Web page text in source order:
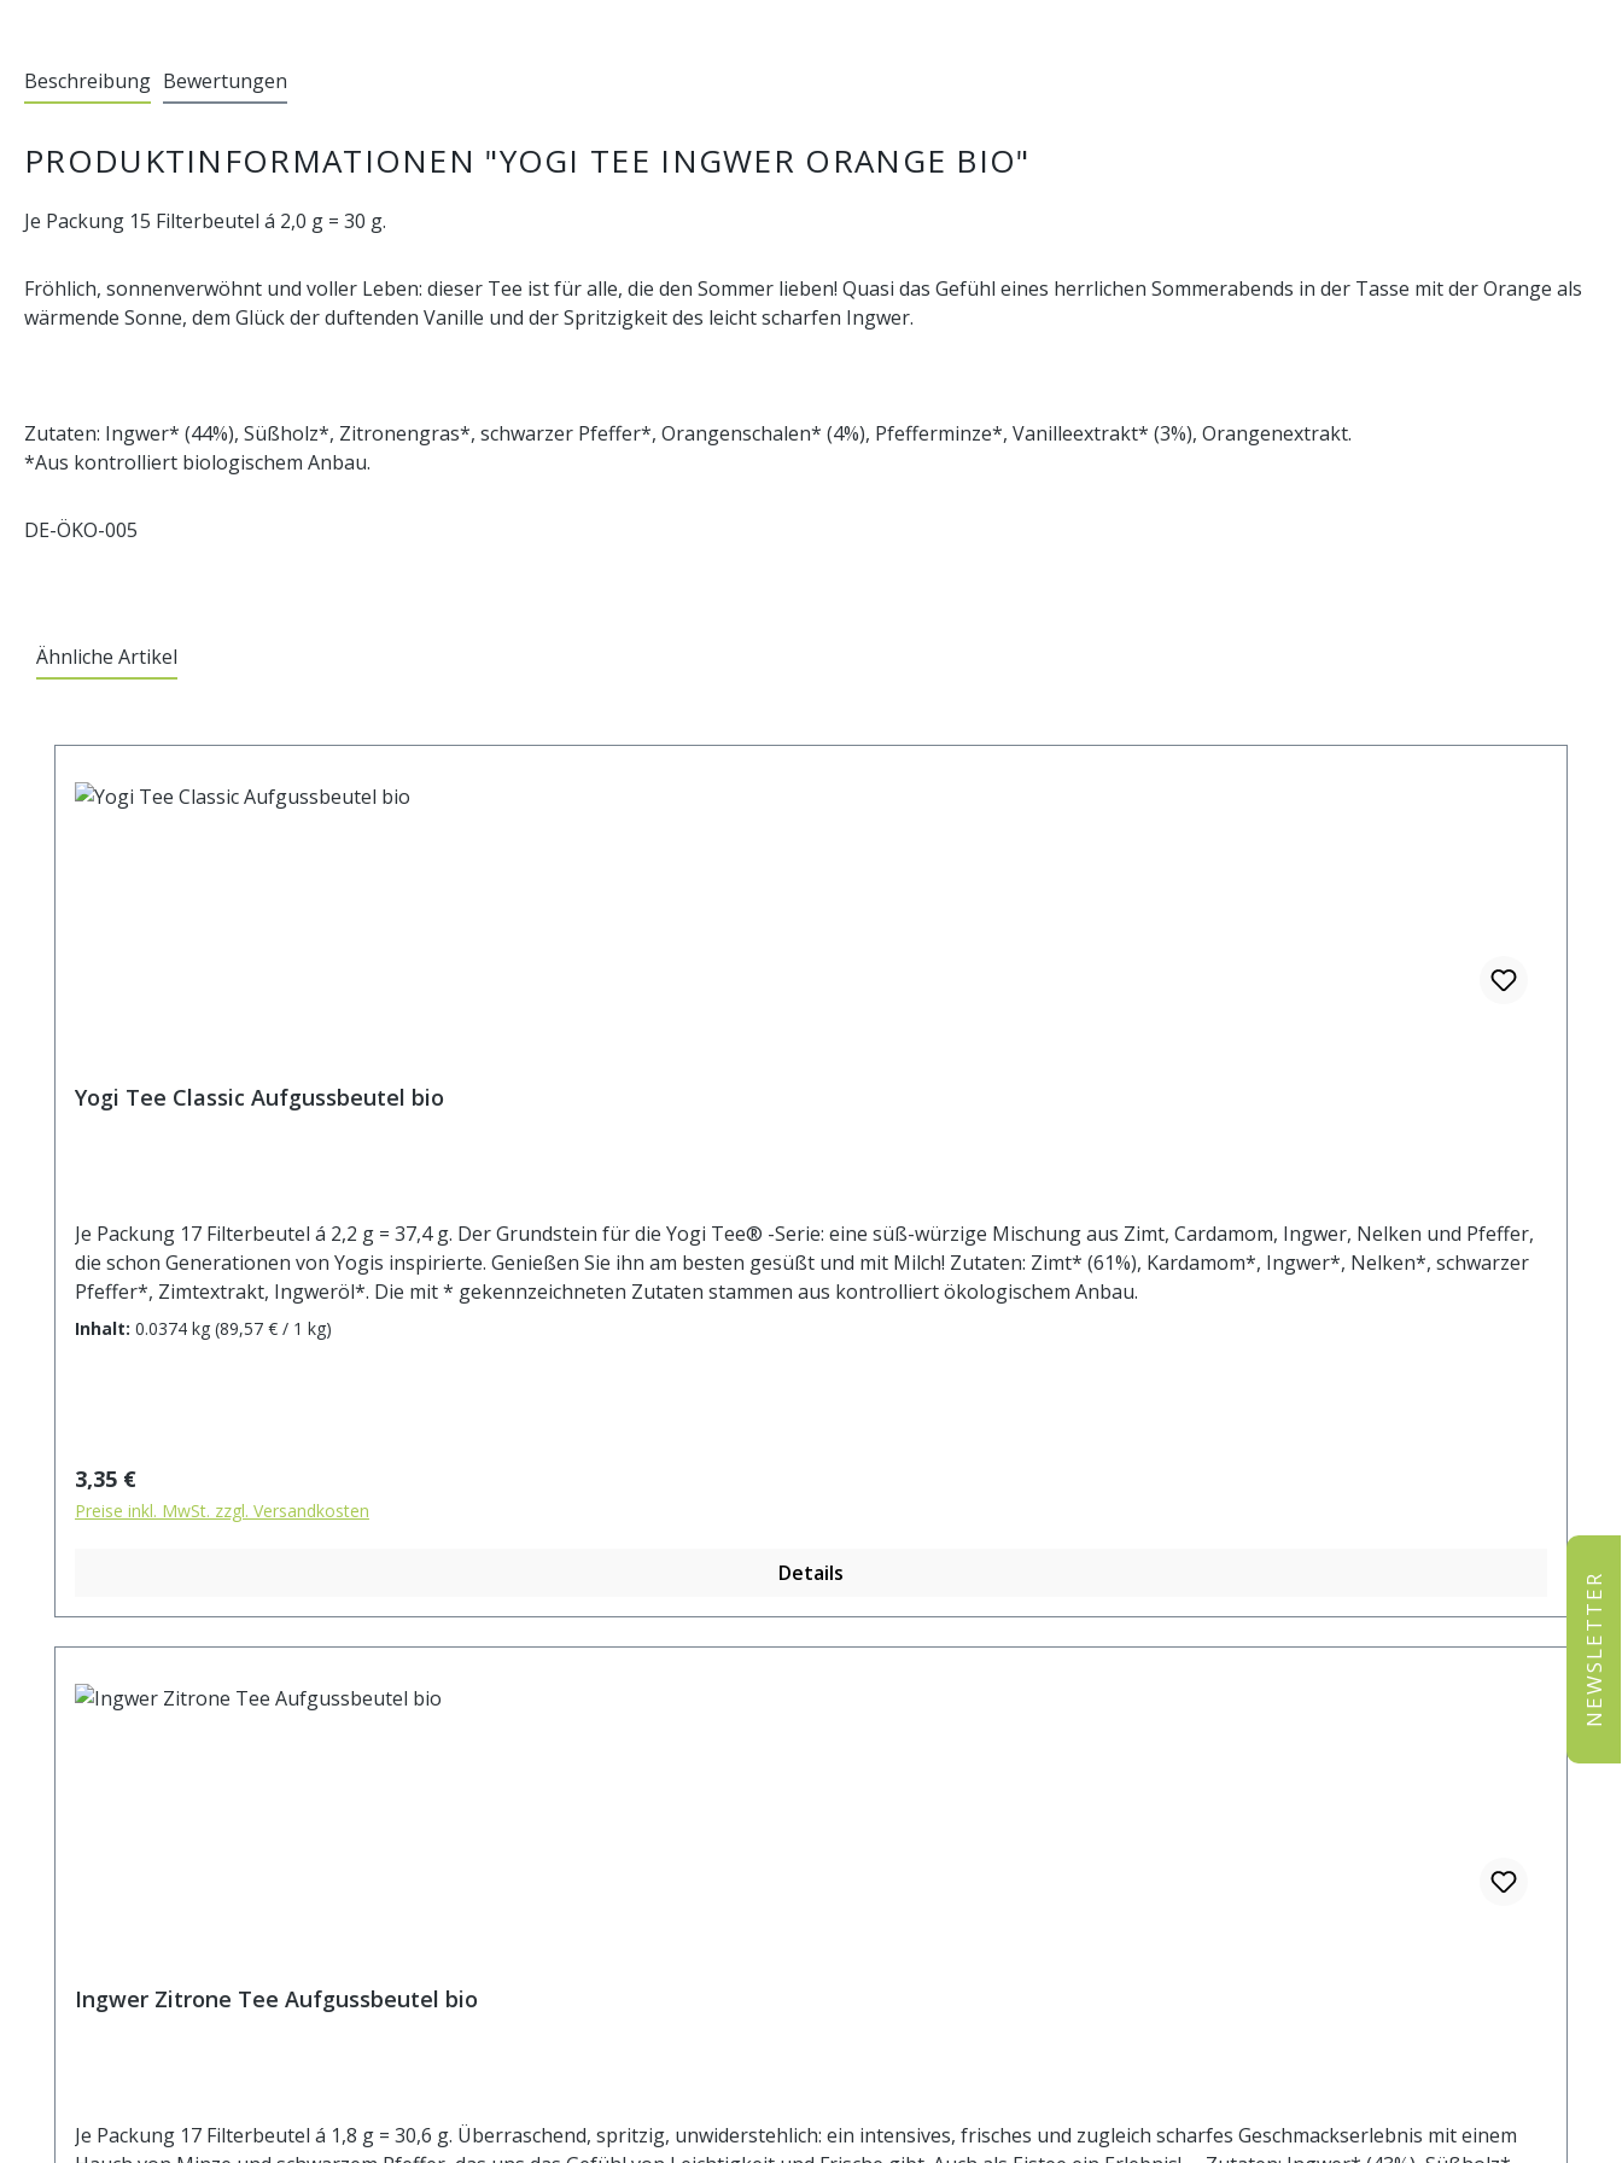
Beschreibung Bewertungen
PRODUKTINFORMATIONEN "YOGI TEE INGWER ORANGE BIO"
Je Packung 15 Filterbeutel á 2,0 g = 30 g.
Fröhlich, sonnenverwöhnt und voller Leben: dieser Tee ist für alle, die den Sommer lieben! Quasi das Gefühl eines herrlichen Sommerabends in der Tasse mit der Orange als
wärmende Sonne, dem Glück der duftenden Vanille und der Spritzigkeit des leicht scharfen Ingwer.
Zutaten: Ingwer* (44%), Süßholz*, Zitronengras*, schwarzer Pfeffer*, Orangenschalen* (4%), Pfefferminze*, Vanilleextrakt* (3%), Orangenextrakt.
*Aus kontrolliert biologischem Anbau.
DE-ÖKO-005
Ähnliche Artikel
Yogi Tee Classic Aufgussbeutel bio
Je Packung 17 Filterbeutel á 2,2 g = 37,4 g. Der Grundstein für die Yogi Tee® -Serie: eine süß-würzige Mischung aus Zimt, Cardamom, Ingwer, Nelken und Pfeffer,
die schon Generationen von Yogis inspirierte. Genießen Sie ihn am besten gesüßt und mit Milch! Zutaten: Zimt* (61%), Kardamom*, Ingwer*, Nelken*, schwarzer
Pfeffer*, Zimtextrakt, Ingweröl*. Die mit * gekennzeichneten Zutaten stammen aus kontrolliert ökologischem Anbau.
Inhalt: 0.0374 kg (89,57 € / 1 kg)
Regulärer Preis:
3,35 €
Preise inkl. MwSt. zzgl. Versandkosten
Details
Ingwer Zitrone Tee Aufgussbeutel bio
Je Packung 17 Filterbeutel á 1,8 g = 30,6 g. Überraschend, spritzig, unwiderstehlich: ein intensives, frisches und zugleich scharfes Geschmackserlebnis mit einem
NEWSLETTER